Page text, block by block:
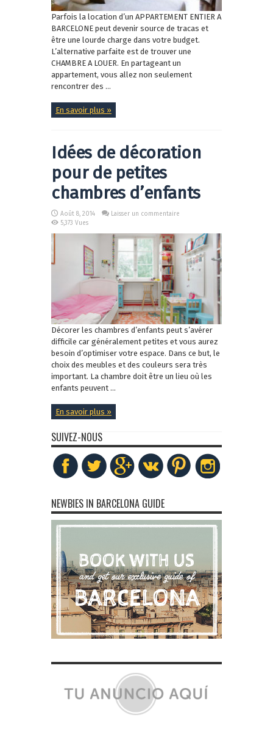
Parfois la location d’un APPARTEMENT ENTIER A
BARCELONE peut devenir source de tracas et
être une lourde charge dans votre budget.
L’alternative parfaite est de trouver une
CHAMBRE A LOUER. En partageant un
appartement, vous allez non seulement
rencontrer des ...
En savoir plus »
Idées de décoration
pour de petites
chambres d’enfants
Août 8, 2014
Laisser un commentaire
5,373 Vues
Décorer les chambres d’enfants peut s’avérer
difficile car généralement petites et vous aurez
besoin d’optimiser votre espace. Dans ce but, le
choix des meubles et des couleurs sera très
important. La chambre doit être un lieu où les
enfants peuvent ...
En savoir plus »
SUIVEZ-NOUS
NEWBIES IN BARCELONA GUIDE